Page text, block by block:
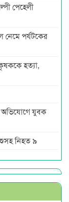
পেহেলী
নেমে পর্যটকের
হত্যা,
অভিযোগে যুবক
নিহত ৯